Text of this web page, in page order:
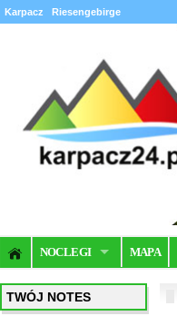
Karpacz Riesengebirge
NOCLEGI MAPA
TWÓJ NOTES